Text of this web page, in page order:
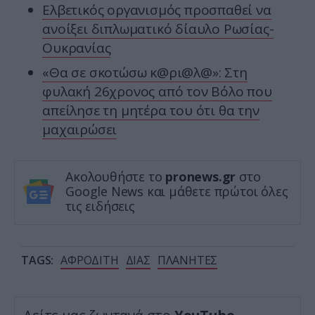
Ελβετικός οργανισμός προσπαθεί να
ανοίξει διπλωματικό δίαυλο Ρωσίας-
Ουκρανίας
«Θα σε σκοτώσω κ@ρι@λ@»: Στη
φυλακή 26χρονος από τον Βόλο που
απείλησε τη μητέρα του ότι θα την
μαχαιρώσει
Ακολουθήστε το pronews.gr στο
Google News και μάθετε πρώτοι όλες
τις ειδήσεις
TAGS: ΑΦΡΟΔΙΤΗ ΔΙΑΣ ΠΛΑΝΗΤΕΣ